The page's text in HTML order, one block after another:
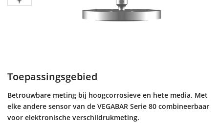
Toepassingsgebied
Betrouwbare meting bij hoogcorrosieve en hete media. Met
elke andere sensor van de VEGABAR Serie 80 combineerbaar
voor elektronische verschildrukmeting.